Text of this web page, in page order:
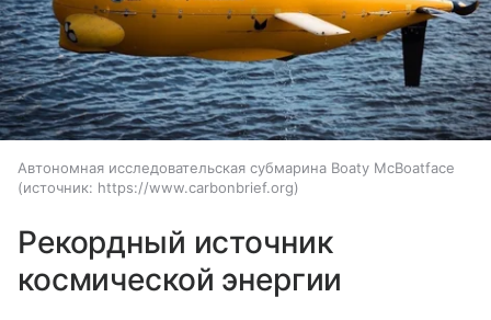
Автономная исследовательская субмарина Boaty McBoatface
источник: https://www.carbonbrief.org
Рекордный источник
космической энергии